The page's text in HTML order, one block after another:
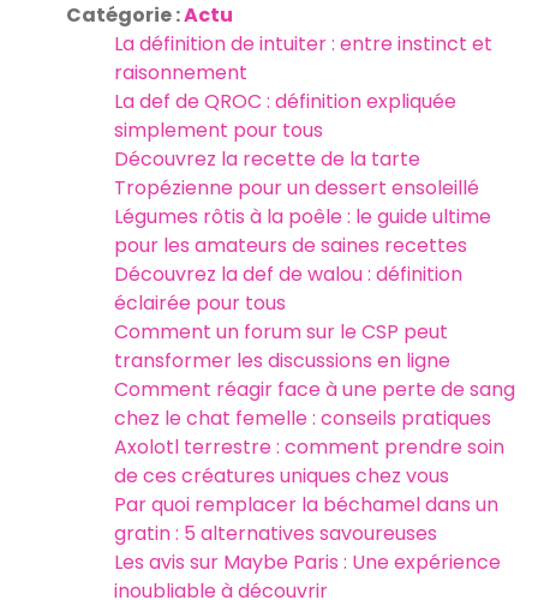
Catégorie :Actu
La définition de intuiter : entre instinct et
raisonnement
La def de QROC : définition expliquée
simplement pour tous
Découvrez la recette de la tarte
Tropézienne pour un dessert ensoleillé
Légumes rôtis à la poêle : le guide ultime
pour les amateurs de saines recettes
Découvrez la def de walou : définition
éclairée pour tous
Comment un forum sur le CSP peut
transformer les discussions en ligne
Comment réagir face à une perte de sang
chez le chat femelle : conseils pratiques
Axolotl terrestre : comment prendre soin
de ces créatures uniques chez vous
Par quoi remplacer la béchamel dans un
gratin : 5 alternatives savoureuses
Les avis sur Maybe Paris : Une expérience
inoubliable à découvrir